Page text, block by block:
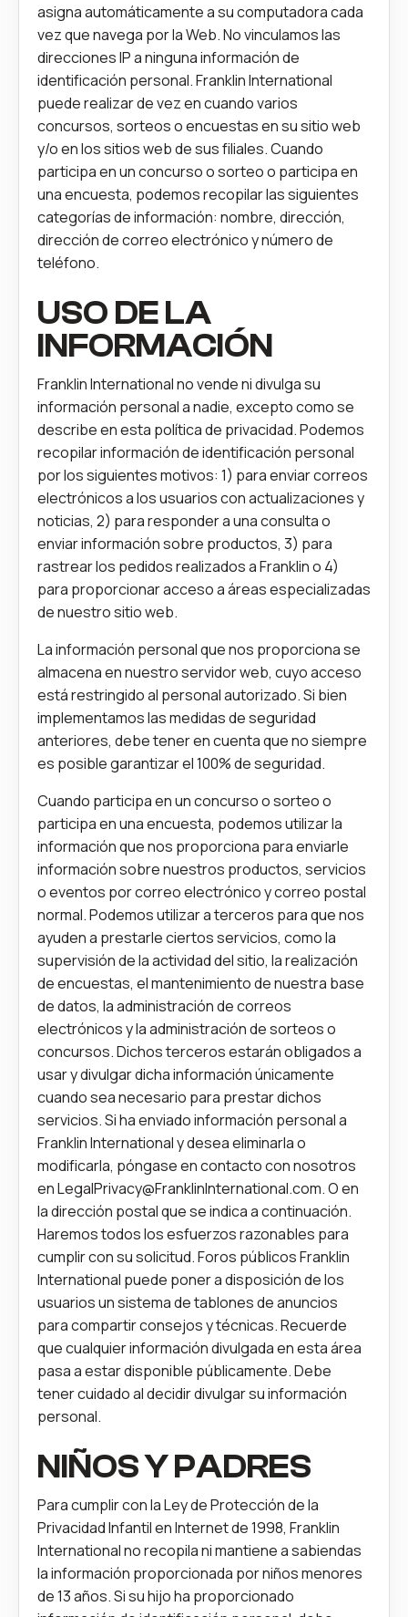
asigna automáticamente a su computadora cada
vez que navega por la Web. No vinculamos las
direcciones IP a ninguna información de
identificación personal. Franklin International
puede realizar de vez en cuando varios
concursos, sorteos o encuestas en su sitio web
y/o en los sitios web de sus filiales. Cuando
participa en un concurso o sorteo o participa en
una encuesta, podemos recopilar las siguientes
categorías de información: nombre, dirección,
dirección de correo electrónico y número de
teléfono.
USO DE LA
INFORMACIÓN
Franklin International no vende ni divulga su
información personal a nadie, excepto como se
describe en esta política de privacidad. Podemos
recopilar información de identificación personal
por los siguientes motivos: 1) para enviar correos
electrónicos a los usuarios con actualizaciones y
noticias, 2) para responder a una consulta o
enviar información sobre productos, 3) para
rastrear los pedidos realizados a Franklin o 4)
para proporcionar acceso a áreas especializadas
de nuestro sitio web.
La información personal que nos proporciona se
almacena en nuestro servidor web, cuyo acceso
está restringido al personal autorizado. Si bien
implementamos las medidas de seguridad
anteriores, debe tener en cuenta que no siempre
es posible garantizar el 100% de seguridad.
Cuando participa en un concurso o sorteo o
participa en una encuesta, podemos utilizar la
información que nos proporciona para enviarle
información sobre nuestros productos, servicios
o eventos por correo electrónico y correo postal
normal. Podemos utilizar a terceros para que nos
ayuden a prestarle ciertos servicios, como la
supervisión de la actividad del sitio, la realización
de encuestas, el mantenimiento de nuestra base
de datos, la administración de correos
electrónicos y la administración de sorteos o
concursos. Dichos terceros estarán obligados a
usar y divulgar dicha información únicamente
cuando sea necesario para prestar dichos
servicios. Si ha enviado información personal a
Franklin International y desea eliminarla o
modificarla, póngase en contacto con nosotros
enLegalPrivacy@FranklinInternational.com. O en
la dirección postal que se indica a continuación.
Haremos todos los esfuerzos razonables para
cumplir con su solicitud. Foros públicos Franklin
International puede poner a disposición de los
usuarios un sistema de tablones de anuncios
para compartir consejos y técnicas. Recuerde
que cualquier información divulgada en esta área
pasa a estar disponible públicamente. Debe
tener cuidado al decidir divulgar su información
personal.
NIÑOS Y PADRES
Para cumplir con la Ley de Protección de la
Privacidad Infantil en Internet de 1998, Franklin
International no recopila ni mantiene a sabiendas
la información proporcionada por niños menores
de 13 años. Si su hijo ha proporcionado